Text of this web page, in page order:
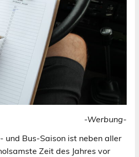
-Werbung-
und Bus-Saison ist neben aller
Zeit des Jahres vor